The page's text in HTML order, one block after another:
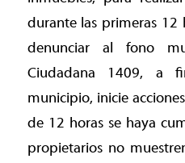
durante las primeras 12
denunciar al fono
Ciudadana 1409, a
municipio, inicie
de 12 horas se haya
propietarios no